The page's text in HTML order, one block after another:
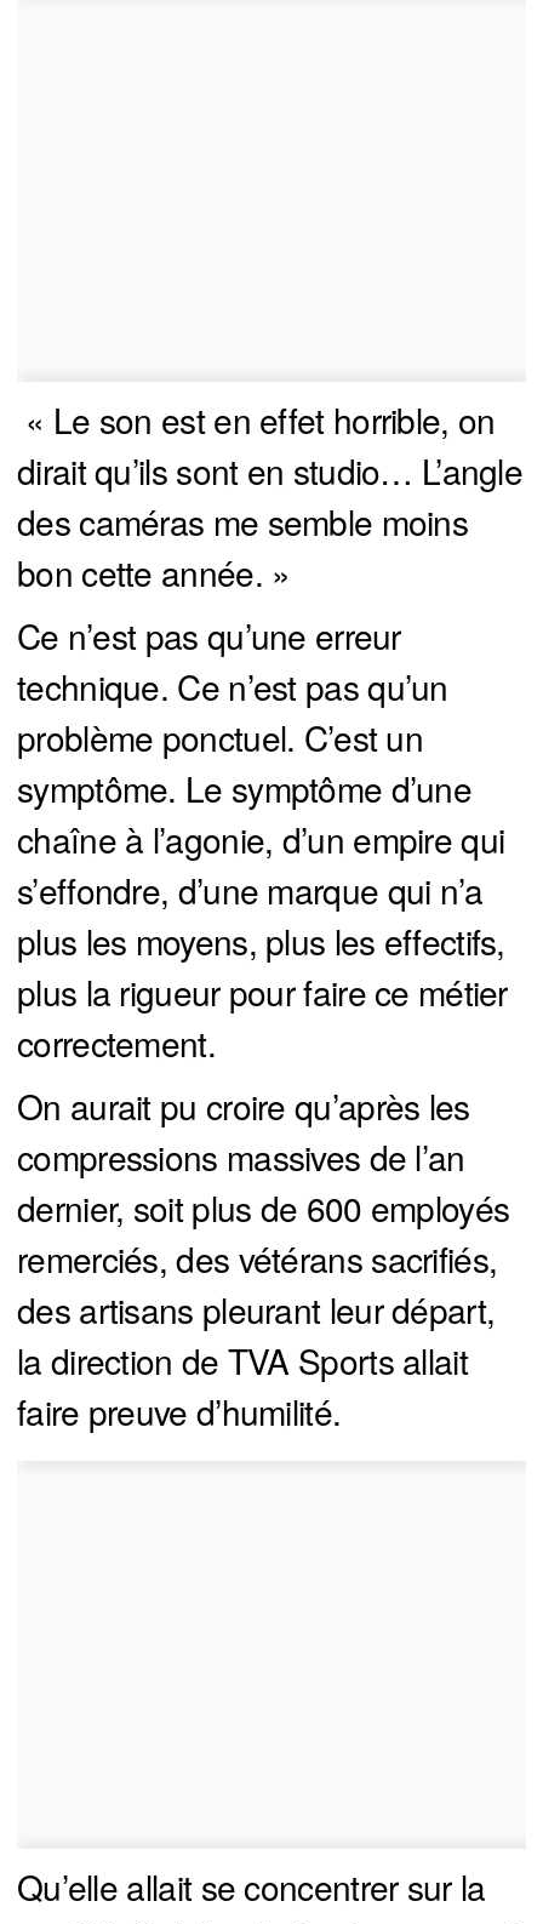
« Le son est en effet horrible, on
dirait qu’ils sont en studio… L’angle
des caméras me semble moins
bon cette année. »
Ce n’est pas qu’une erreur
technique. Ce n’est pas qu’un
problème ponctuel. C’est un
symptôme. Le symptôme d’une
chaîne à l’agonie, d’un empire qui
s’effondre, d’une marque qui n’a
plus les moyens, plus les effectifs,
plus la rigueur pour faire ce métier
correctement.
On aurait pu croire qu’après les
compressions massives de l’an
dernier, soit plus de 600 employés
remerciés, des vétérans sacrifiés,
des artisans pleurant leur départ,
la direction de TVA Sports allait
faire preuve d’humilité.
Qu’elle allait se concentrer sur la